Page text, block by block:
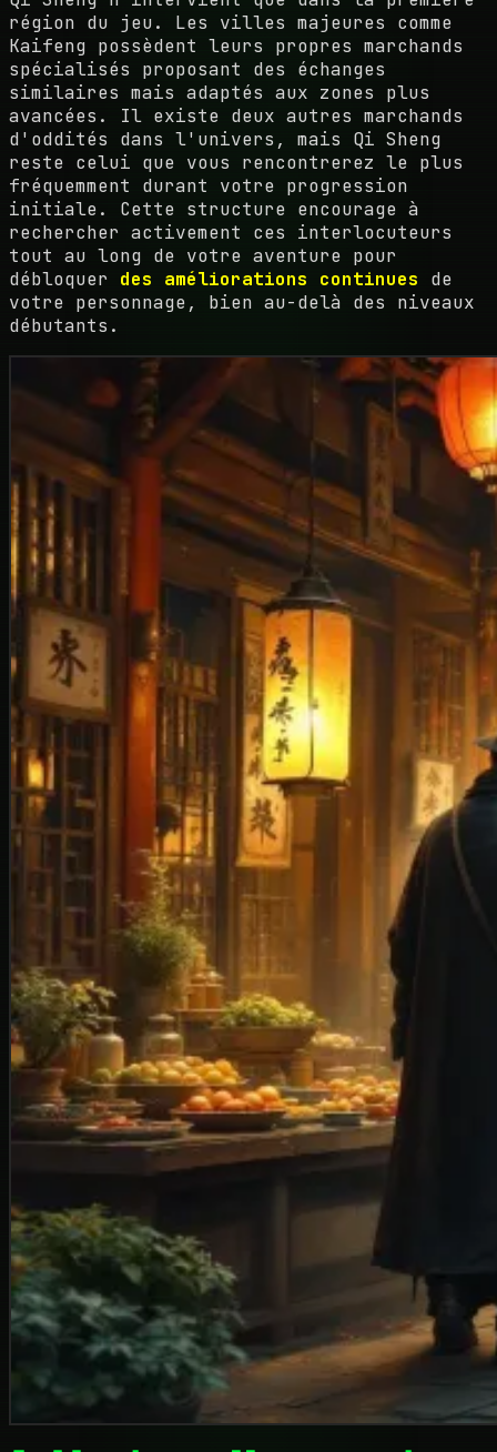
région du jeu. Les villes majeures comme
Kaifeng possèdent leurs propres marchands
spécialisés proposant des échanges
similaires mais adaptés aux zones plus
avancées. Il existe deux autres marchands
d'oddités dans l'univers, mais Qi Sheng
reste celui que vous rencontrerez le plus
fréquemment durant votre progression
initiale. Cette structure encourage à
rechercher activement ces interlocuteurs
tout au long de votre aventure pour
débloquer des améliorations continues de
votre personnage, bien au-delà des niveaux
débutants.